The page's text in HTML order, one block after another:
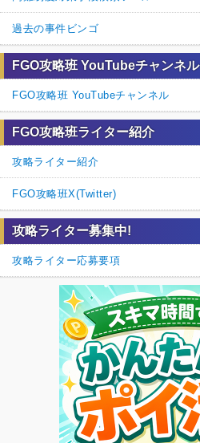
過去の事件ビンゴ
FGO攻略班 YouTubeチャンネル
FGO攻略班 YouTubeチャンネル
FGO攻略班ライター紹介
攻略ライター紹介
FGO攻略班X(Twitter)
攻略ライター募集中!
攻略ライター応募要項